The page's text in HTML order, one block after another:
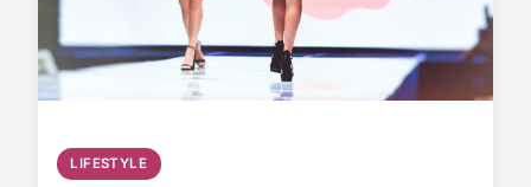
LIFESTYLE